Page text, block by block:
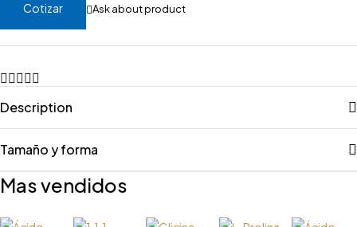
Cotizar Ask about product
Description
Tamaño y forma
Mas vendidos